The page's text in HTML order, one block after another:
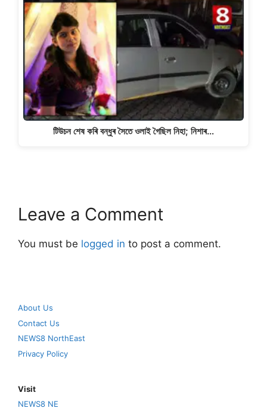
টিউচন শেষ কৰি বন্ধুৰ সৈতে ওলাই গৈছিল নিহা; নিশাৰ…
Leave a Comment
You must be logged in to post a comment.
About Us
Contact Us
NEWS8 NorthEast
Privacy Policy
Visit
NEWS8 NE